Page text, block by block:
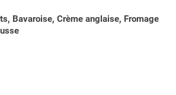
Bavaroise, Crème anglaise, Fromage